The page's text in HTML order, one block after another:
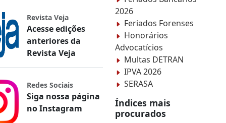
Revista Veja
Acesse edições
anteriores da
Revista Veja
Redes Sociais
Siga nossa página
no Instagram
2026
Feriados Forenses
Honorários
Advocatícios
Multas DETRAN
IPVA 2026
SERASA
Índices mais
procurados